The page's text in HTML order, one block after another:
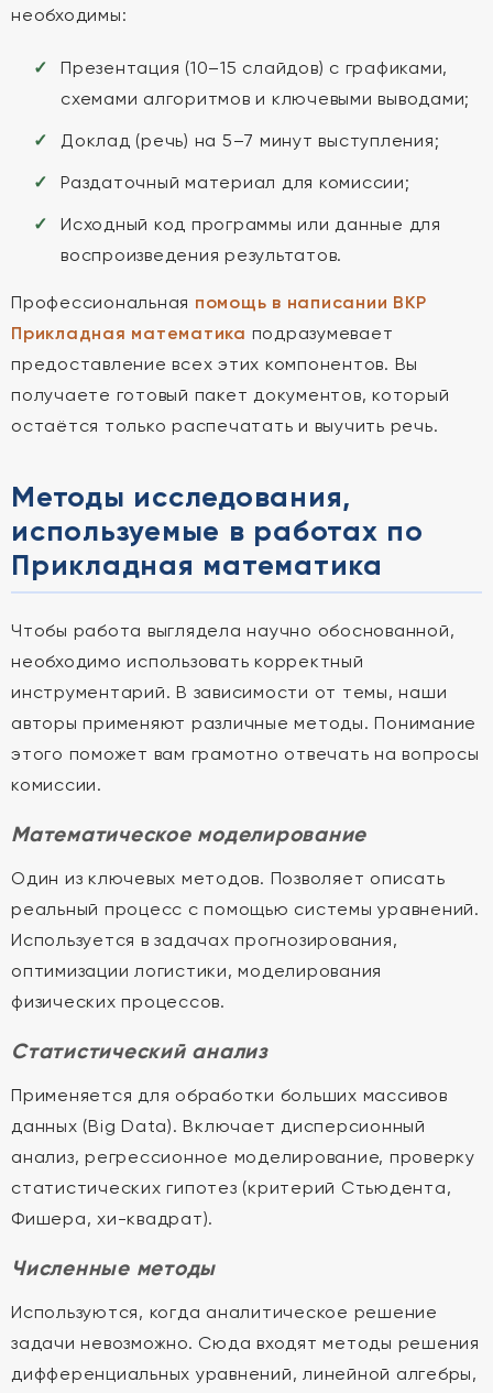
необходимы:
Презентация (10–15 слайдов) с графиками,
схемами алгоритмов и ключевыми выводами;
Доклад (речь) на 5–7 минут выступления;
Раздаточный материал для комиссии;
Исходный код программы или данные для
воспроизведения результатов.
Профессиональная помощь в написании ВКР
Прикладная математика подразумевает
предоставление всех этих компонентов. Вы
получаете готовый пакет документов, который
остаётся только распечатать и выучить речь.
Методы исследования,
используемые в работах по
Прикладная математика
Чтобы работа выглядела научно обоснованной,
необходимо использовать корректный
инструментарий. В зависимости от темы, наши
авторы применяют различные методы. Понимание
этого поможет вам грамотно отвечать на вопросы
комиссии.
Математическое моделирование
Один из ключевых методов. Позволяет описать
реальный процесс с помощью системы уравнений.
Используется в задачах прогнозирования,
оптимизации логистики, моделирования
физических процессов.
Статистический анализ
Применяется для обработки больших массивов
данных (Big Data). Включает дисперсионный
анализ, регрессионное моделирование, проверку
статистических гипотез (критерий Стьюдента,
Фишера, хи-квадрат).
Численные методы
Используются, когда аналитическое решение
задачи невозможно. Сюда входят методы решения
дифференциальных уравнений, линейной алгебры,